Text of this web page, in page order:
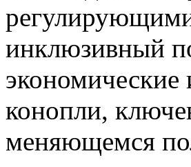
инклюзивный
экономические
конопли,
меняющемся